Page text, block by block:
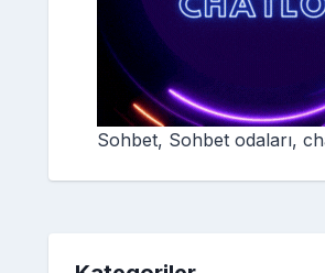
Sohbet, Sohbet odaları,